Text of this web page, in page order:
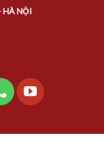
HÀ NỘI